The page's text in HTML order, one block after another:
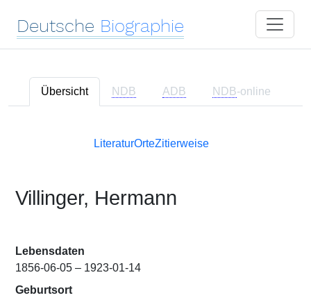
Deutsche Biographie
Übersicht NDB ADB NDB-online
LiteraturOrteZitierweise
Villinger, Hermann
Lebensdaten
1856-06-05 – 1923-01-14
Geburtsort